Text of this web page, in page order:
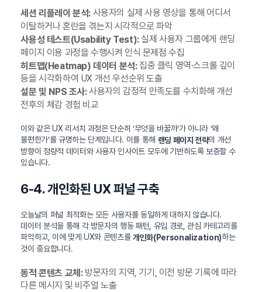
세션 리플레이 분석:사용자의 실제 사용 영상을 통해 어디서
이탈하거나 혼란을 겪는지 시각적으로 파악
사용성 테스트(Usability Test):실제 사용자 그룹에게 랜딩
페이지 이용 과정을 수행시켜 인식 문제점 수집
히트맵(Heatmap) 데이터 분석:집중 클릭 영역·스크롤 깊이
등을 시각화하여 UX 개선 우선순위 도출
설문 및 NPS 조사:사용자의 감정적 만족도를 수치화해 개선
전후의 체감 경험 비교
이와 같은 UX 리서치 과정은 단순히 ‘무엇을 바꿀까’가 아니라 ‘왜
불편한가’를 규명하는 단계입니다. 이를 통해 랜딩 페이지 전략의 개선
방향이 정량적 데이터와 사용자 인사이트 모두에 기반하도록 보증할 수
있습니다.
6-4. 개인화된 UX 퍼널 구축
오늘날의 퍼널 최적화는 모든 사용자를 동일하게 대하지 않습니다.
데이터 분석을 통해 각 방문자의 행동 패턴, 유입 경로, 관심 카테고리를
파악하고, 이에 맞게 UX와 콘텐츠를개인화(Personalization)하는
것이 중요합니다.
동적 콘텐츠 교체:방문자의 지역, 기기, 이전 방문 기록에 따라
다른 메시지 및 비주얼 노출